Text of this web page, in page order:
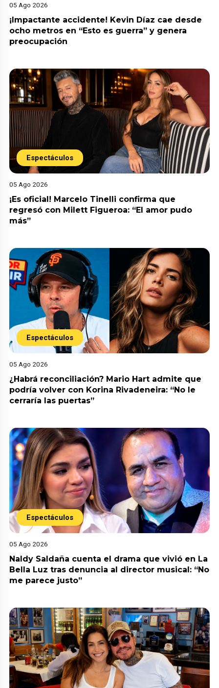
05 Ago 2026
¡Impactante accidente! Kevin Díaz cae desde
ocho metros en “Esto es guerra” y genera
preocupación
Espectáculos
05 Ago 2026
¡Es oficial! Marcelo Tinelli confirma que
regresó con Milett Figueroa: “El amor pudo
más”
Espectáculos
05 Ago 2026
¿Habrá reconciliación? Mario Hart admite que
podría volver con Korina Rivadeneira: “No le
cerraría las puertas”
Espectáculos
05 Ago 2026
Naldy Saldaña cuenta el drama que vivió en La
Bella Luz tras denuncia al director musical: “No
me parece justo”